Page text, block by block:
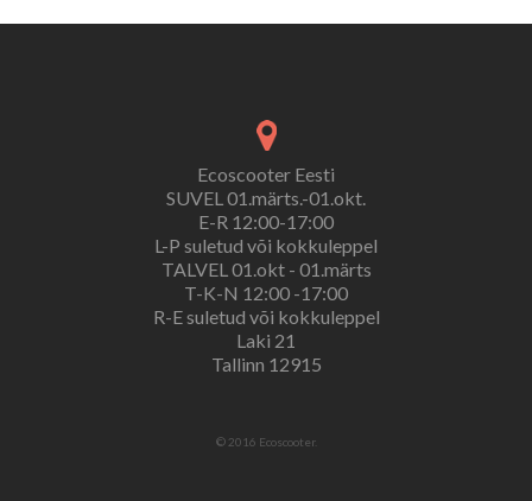
Ecoscooter Eesti
SUVEL 01.märts.-01.okt.
E-R 12:00-17:00
L-P suletud või kokkuleppel
TALVEL 01.okt - 01.märts
T-K-N 12:00 -17:00
R-E suletud või kokkuleppel
Laki 21
Tallinn 12915
© 2016 Ecoscooter.